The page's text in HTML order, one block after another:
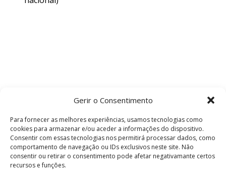
Gerir o Consentimento
Para fornecer as melhores experiências, usamos tecnologias como
cookies para armazenar e/ou aceder a informações do dispositivo.
Consentir com essas tecnologias nos permitirá processar dados, como
comportamento de navegação ou IDs exclusivos neste site. Não
consentir ou retirar o consentimento pode afetar negativamante certos
recursos e funções.